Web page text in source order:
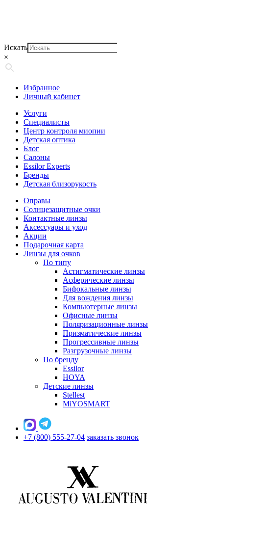
Искать
×
Избранное
Личный кабинет
Услуги
Специалисты
Центр контроля миопии
Детская оптика
Блог
Салоны
Essilor Experts
Бренды
Детская близорукость
Оправы
Солнцезащитные очки
Контактные линзы
Аксессуары и уход
Акции
Подарочная карта
Линзы для очков
По типу
Астигматические линзы
Асферические линзы
Бифокальные линзы
Для вождения линзы
Компьютерные линзы
Офисные линзы
Поляризационные линзы
Призматические линзы
Прогрессивные линзы
Разгрузочные линзы
По бренду
Essilor
HOYA
Детские линзы
Stellest
MiYOSMART
+7 (800) 555-27-04 заказать звонок